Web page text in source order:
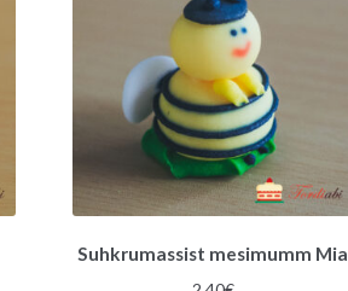
Suhkrumassist mesimumm Mia